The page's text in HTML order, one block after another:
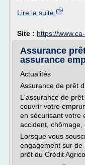
Lire la suite
Site : https://
Assurance
assurance
Actualités
Assurance de prêt
L'assurance de
couvrir votre
en sécurisant votre
accident, chômage,
Lorsque vous
engagement sur
prêt du Crédit